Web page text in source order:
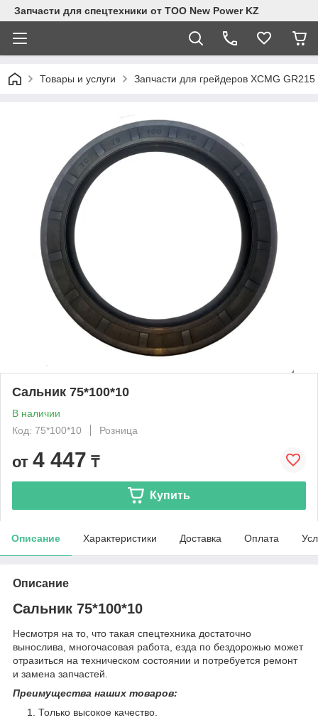
Запчасти для спецтехники от ТОО New Power KZ
Товары и услуги Запчасти для грейдеров XCMG
Сальник 75*100*10
В наличии
Код: 75*100*10
Розница
от 4 447 ₸
Купить
Описание Характеристики Доставка Оплата
Описание
Сальник 75*100*10
Несмотря на то, что такая спецтехника достаточно
вынослива, многочасовая работа, езда по бездорожью может
отразиться на техническом состоянии и потребуется ремонт
и замена запчастей.
Преимущества наших товаров:
Только высокое качество.